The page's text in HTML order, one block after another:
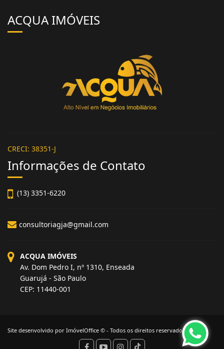
ACQUA IMÓVEIS
CRECI: 38351-J
Informações de Contato
(13) 3351-6220
consultoriagja@gmail.com
ACQUA IMÓVEIS
Av. Dom Pedro I, nº 1310, Enseada
Guarujá - São Paulo
CEP: 11440-001
Site desenvolvido por ImóvelOffice © - Todos os direitos reservados